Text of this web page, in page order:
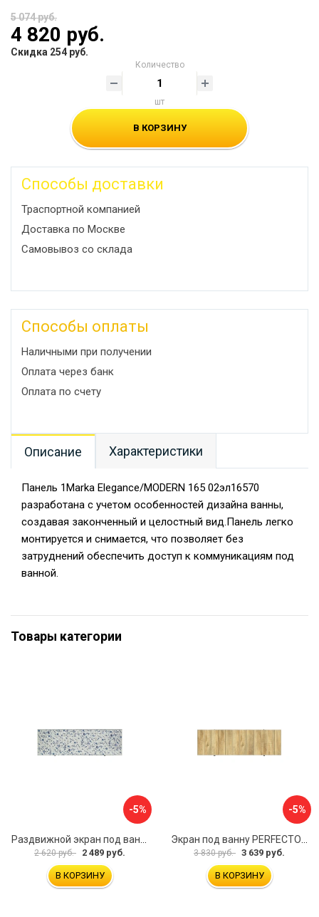
5 074 руб.
4 820 руб.
Скидка 254 руб.
Количество
шт
В КОРЗИНУ
Способы доставки
Траспортной компанией
Доставка по Москве
Самовывоз со склада
Способы оплаты
Наличными при получении
Оплата через банк
Оплата по счету
Описание Характеристики
Панель 1Marka Elegance/MODERN 165 02эл16570
разработана с учетом особенностей дизайна ванны,
создавая законченный и целостный вид.Панель легко
монтируется и снимается, что позволяет без
затруднений обеспечить доступ к коммуникациям под
ванной.
Товары категории
-5%
2 620 руб. 2 489 руб.
В КОРЗИНУ
-5%
3 830 руб. 3 639 руб.
В КОРЗИНУ